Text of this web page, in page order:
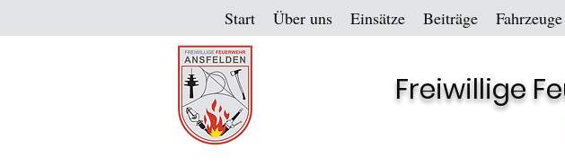
Start Über uns Einsätze Beiträge Fahrzeuge
Freiwillige